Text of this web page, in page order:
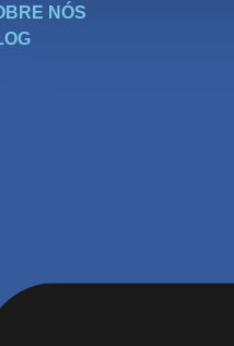
NÓS